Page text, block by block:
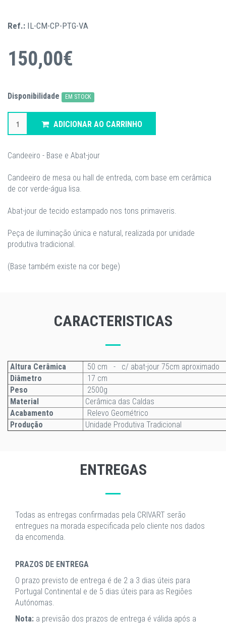
Ref.: IL-CM-CP-PTG-VA
150,00€
Disponibilidade EM STOCK
ADICIONAR AO CARRINHO
Candeeiro - Base e Abat-jour
Candeeiro de mesa ou hall de entreda, com base em cerâmica
de cor verde-água lisa.
Abat-jour de tecido estampado nos tons primaveris.
Peça de iluminação única e natural, realizada por unidade
produtiva tradicional.
(Base também existe na cor bege)
CARACTERISTICAS
Altura Cerâmica
50 cm - c/ abat-jour 75cm aproximado
Diâmetro
17 cm
Peso
2500g
Material
Cerâmica das Caldas
Acabamento
Relevo Geométrico
Produção
Unidade Produtiva Tradicional
ENTREGAS
Todas as entregas confirmadas pela CRIVART serão
entregues na morada especificada pelo cliente nos dados
da encomenda.
PRAZOS DE ENTREGA
O prazo previsto de entrega é de 2 a 3 dias úteis para
Portugal Continental e de 5 dias úteis para as Regiões
Autónomas.
Nota: a previsão dos prazos de entrega é válida após a